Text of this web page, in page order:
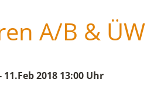
A/B &
11.Feb 2018 13:00 Uhr